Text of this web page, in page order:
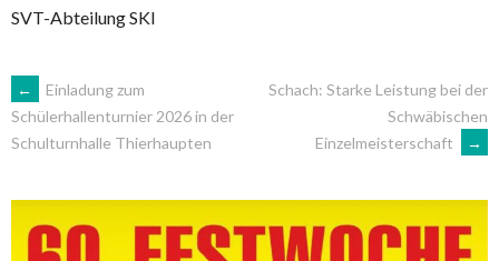
SVT-Abteilung SKI
ARTIKEL-
NAVIGATION
←
Einladung zum
Schülerhallenturnier 2026 in der
Schulturnhalle Thierhaupten
Schach: Starke Leistung bei der
Schwäbischen
Einzelmeisterschaft
→